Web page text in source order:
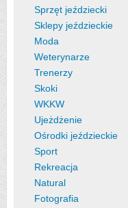
Sprzęt jeździecki
Sklepy jeździeckie
Moda
Weterynarze
Trenerzy
Skoki
WKKW
Ujeżdżenie
Ośrodki jeździeckie
Sport
Rekreacja
Natural
Fotografia